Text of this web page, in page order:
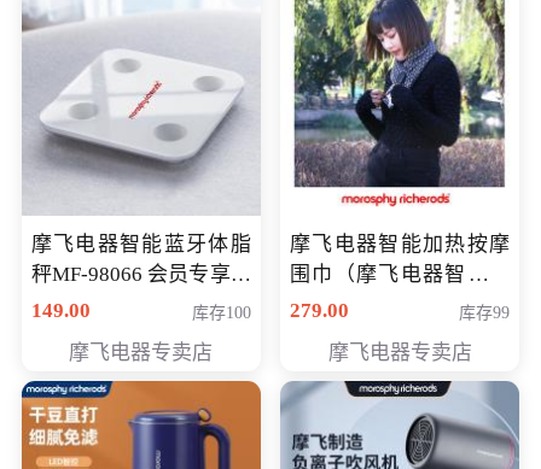
摩飞电器智能蓝牙体脂
秤MF-98066 会员专享价
98元
149.00 库存100
摩飞电器专卖店
摩飞电器智能加热按摩
围巾（摩飞电器智能加
热按摩围脖） 会员专享
279.00 库存99
摩飞电器专卖店